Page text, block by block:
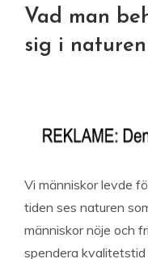
Vad man
sig i naturen
Vi människor levde
tiden ses naturen
människor nöje och
spendera